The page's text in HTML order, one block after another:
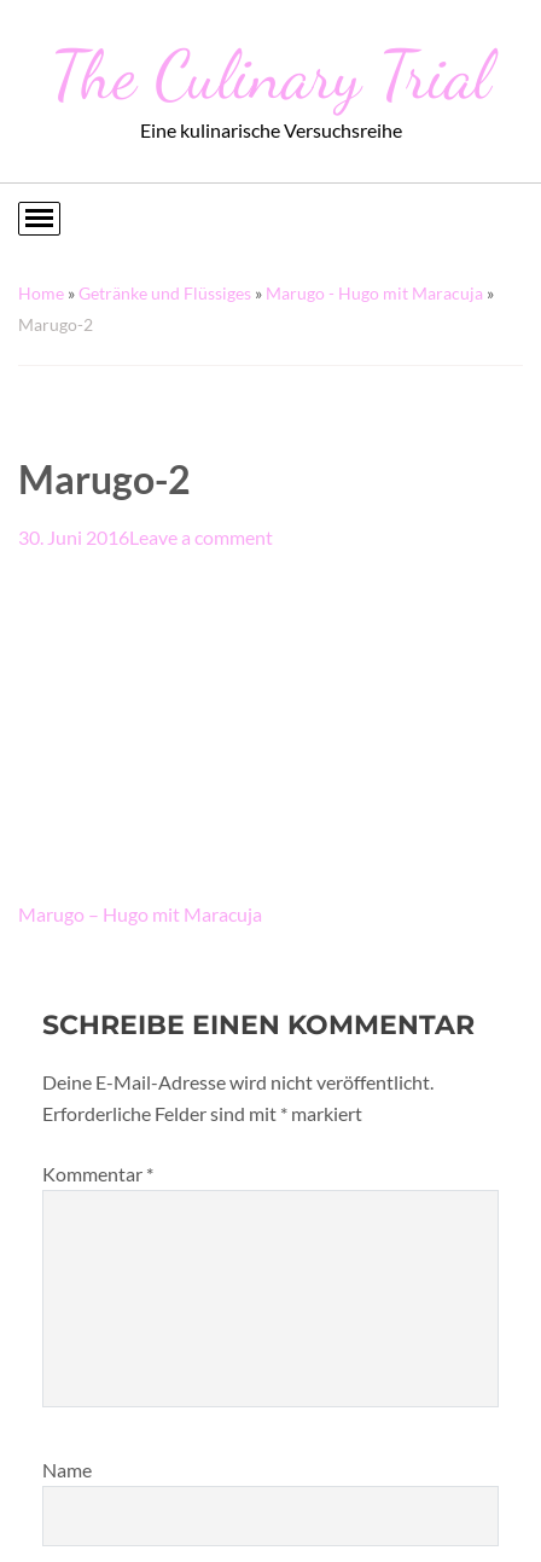
The Culinary Trial
Eine kulinarische Versuchsreihe
Home »Getränke und Flüssiges » Marugo - Hugo mit Maracuja »
Marugo-2
Marugo-2
30. Juni 2016Leave a comment
Beitragsnavigation
Marugo – Hugo mit Maracuja
SCHREIBE EINEN KOMMENTAR
Deine E-Mail-Adresse wird nicht veröffentlicht.
Erforderliche Felder sind mit * markiert
Kommentar *
Name